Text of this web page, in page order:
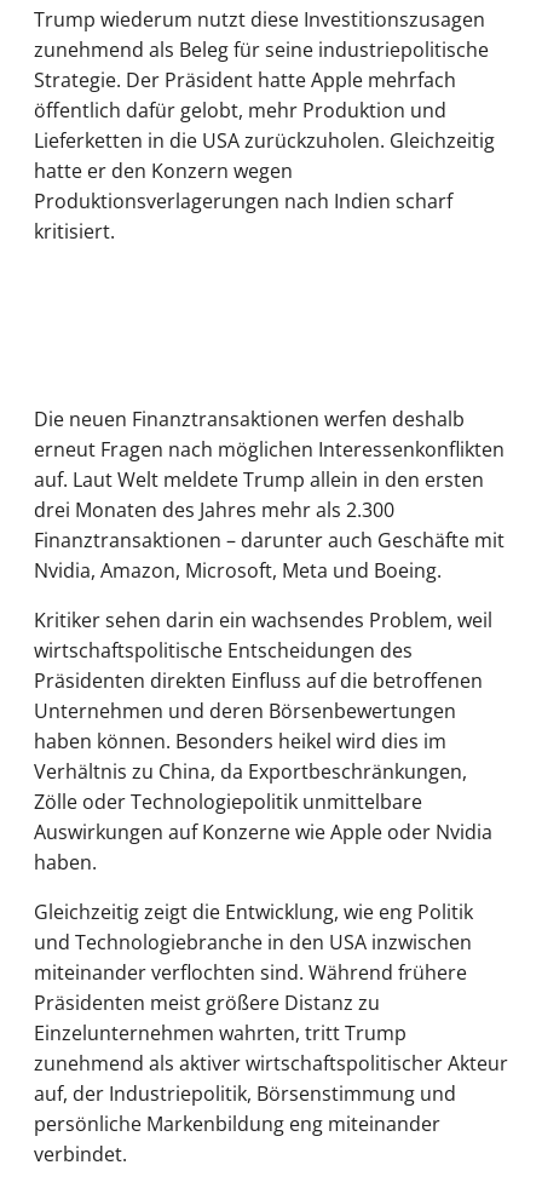
Trump wiederum nutzt diese Investitionszusagen
zunehmend als Beleg für seine industriepolitische
Strategie. Der Präsident hatte Apple mehrfach
öffentlich dafür gelobt, mehr Produktion und
Lieferketten in die USA zurückzuholen. Gleichzeitig
hatte er den Konzern wegen
Produktionsverlagerungen nach Indien scharf
kritisiert.
Die neuen Finanztransaktionen werfen deshalb
erneut Fragen nach möglichen Interessenkonflikten
auf. Laut Welt meldete Trump allein in den ersten
drei Monaten des Jahres mehr als 2.300
Finanztransaktionen – darunter auch Geschäfte mit
Nvidia, Amazon, Microsoft, Meta und Boeing.
Kritiker sehen darin ein wachsendes Problem, weil
wirtschaftspolitische Entscheidungen des
Präsidenten direkten Einfluss auf die betroffenen
Unternehmen und deren Börsenbewertungen
haben können. Besonders heikel wird dies im
Verhältnis zu China, da Exportbeschränkungen,
Zölle oder Technologiepolitik unmittelbare
Auswirkungen auf Konzerne wie Apple oder Nvidia
haben.
Gleichzeitig zeigt die Entwicklung, wie eng Politik
und Technologiebranche in den USA inzwischen
miteinander verflochten sind. Während frühere
Präsidenten meist größere Distanz zu
Einzelunternehmen wahrten, tritt Trump
zunehmend als aktiver wirtschaftspolitischer Akteur
auf, der Industriepolitik, Börsenstimmung und
persönliche Markenbildung eng miteinander
verbindet.